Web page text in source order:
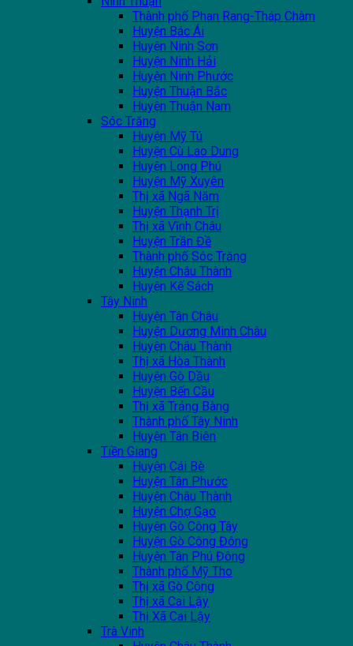
Thành phố Phan Rang-Tháp Chàm
Huyện Bác Ái
Huyện Ninh Sơn
Huyện Ninh Hải
Huyện Ninh Phước
Huyện Thuận Bắc
Huyện Thuận Nam
Sóc Trăng
Huyện Mỹ Tú
Huyện Cù Lao Dung
Huyện Long Phú
Huyện Mỹ Xuyên
Thị xã Ngã Năm
Huyện Thạnh Trị
Thị xã Vĩnh Châu
Huyện Trần Đề
Thành phố Sóc Trăng
Huyện Châu Thành
Huyện Kế Sách
Tây Ninh
Huyện Tân Châu
Huyện Dương Minh Châu
Huyện Châu Thành
Thị xã Hòa Thành
Huyện Gò Dầu
Huyện Bến Cầu
Thị xã Trảng Bàng
Thành phố Tây Ninh
Huyện Tân Biên
Tiền Giang
Huyện Cái Bè
Huyện Tân Phước
Huyện Châu Thành
Huyện Chợ Gạo
Huyện Gò Công Tây
Huyện Gò Công Đông
Huyện Tân Phú Đông
Thành phố Mỹ Tho
Thị xã Gò Công
Thị xã Cai Lậy
Thị Xã Cai Lậy
Trà Vinh